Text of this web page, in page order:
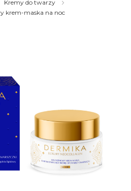
Kremy do twarzy
krem-maska na noc